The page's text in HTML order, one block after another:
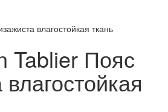
влагостойкая ткань
Tablier Пояс